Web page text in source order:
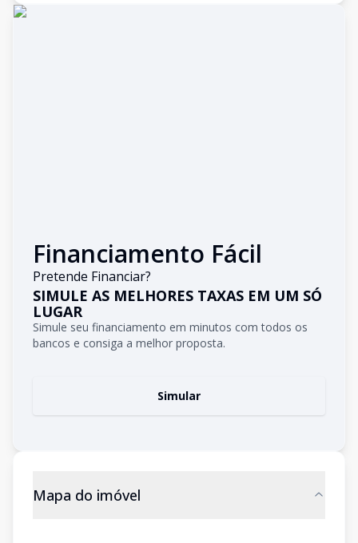
Financiamento Fácil
Pretende Financiar?
SIMULE AS MELHORES TAXAS EM UM SÓ
LUGAR
Simule seu financiamento em minutos com todos os
bancos e consiga a melhor proposta.
Simular
Mapa do imóvel